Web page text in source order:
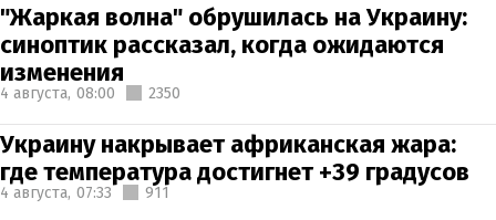
"Жаркая волна" обрушилась на Украину:
синоптик рассказал, когда ожидаются
изменения
4 августа, 08:00 2350
Украину накрывает африканская жара:
где температура достигнет +39 градусов
4 августа, 07:33 911